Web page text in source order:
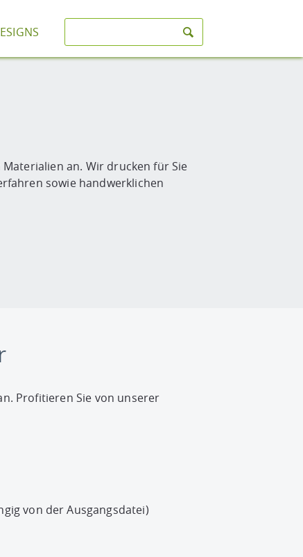
an. Wir drucken für Sie
sowie handwerklichen
Profitieren Sie von unserer
von der Ausgangsdatei)